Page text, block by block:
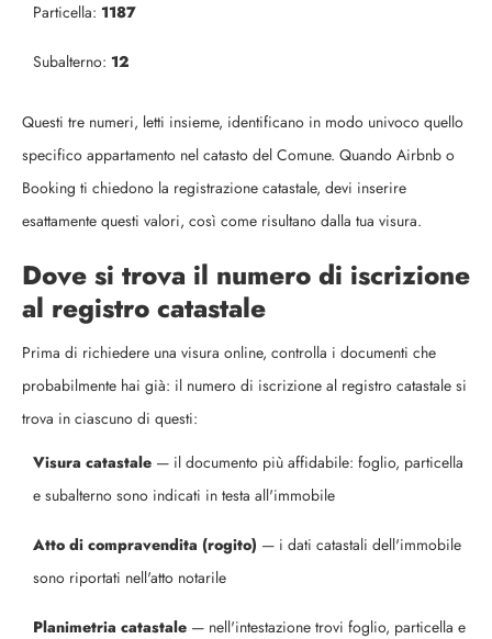
Particella: 1187
Subalterno: 12
Questi tre numeri, letti insieme, identificano in modo univoco quello
specifico appartamento nel catasto del Comune. Quando Airbnb o
Booking ti chiedono la registrazione catastale, devi inserire
esattamente questi valori, così come risultano dalla tua visura.
Dove si trova il numero di iscrizione
al registro catastale
Prima di richiedere una visura online, controlla i documenti che
probabilmente hai già: il numero di iscrizione al registro catastale si
trova in ciascuno di questi:
Visura catastale — il documento più affidabile: foglio, particella
e subalterno sono indicati in testa all'immobile
Atto di compravendita (rogito) — i dati catastali dell'immobile
sono riportati nell'atto notarile
Planimetria catastale — nell'intestazione trovi foglio, particella e